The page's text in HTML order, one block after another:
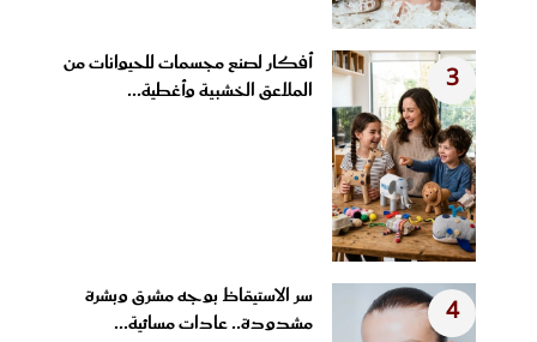
3
أفكار لصنع مجسمات للحيوانات من
الملاعق الخشبية وأغطية...
4
سر الاستيقاظ بوجه مشرق وبشرة
مشدودة.. عادات مسائية...